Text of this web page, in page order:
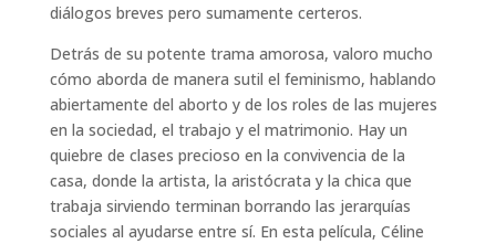
diálogos breves pero sumamente certeros.
Detrás de su potente trama amorosa, valoro mucho
cómo aborda de manera sutil el feminismo, hablando
abiertamente del aborto y de los roles de las mujeres
en la sociedad, el trabajo y el matrimonio. Hay un
quiebre de clases precioso en la convivencia de la
casa, donde la artista, la aristócrata y la chica que
trabaja sirviendo terminan borrando las jerarquías
sociales al ayudarse entre sí. En esta película, Céline